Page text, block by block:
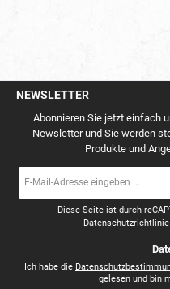
NEWSLETTER
Abonnieren Sie jetzt einfach
Newsletter und Sie werden
Produkte und
Mail-
Diese Seite ist durch
Datenschutzrichtlinie
Ich habe die
gelesen und bin